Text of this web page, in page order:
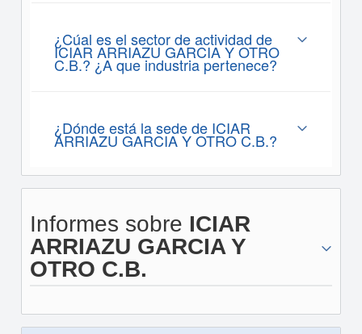
¿Cúal es el sector de actividad de
ICIAR ARRIAZU GARCIA Y OTRO
C.B.? ¿A que industria pertenece?
¿Dónde está la sede de ICIAR
ARRIAZU GARCIA Y OTRO C.B.?
Informes sobre ICIAR
ARRIAZU GARCIA Y
OTRO C.B.